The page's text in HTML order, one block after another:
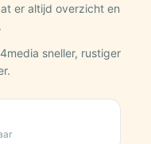
er altijd overzicht en
sneller, rustiger